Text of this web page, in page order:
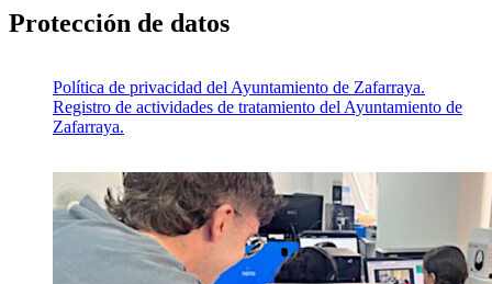
Protección de datos
Política de privacidad del Ayuntamiento de Zafarraya.
Registro de actividades de tratamiento del Ayuntamiento de
Zafarraya.